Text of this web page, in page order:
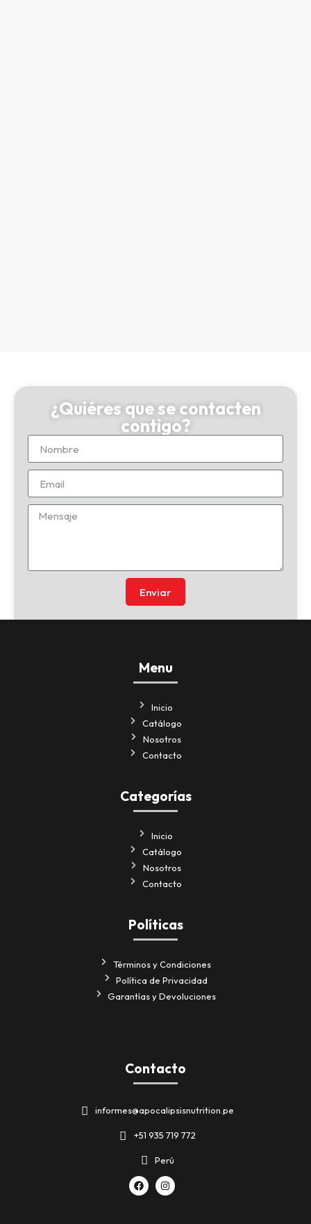
¿Quiéres que se contacten
contigo?
Enviar
Menu
Inicio
Catálogo
Nosotros
Contacto
Categorías
Inicio
Catálogo
Nosotros
Contacto
Políticas
Términos y Condiciones
Política de Privacidad
Garantías y Devoluciones
Contacto
informes@apocalipsisnutrition.pe
+51 935 719 772
Perú